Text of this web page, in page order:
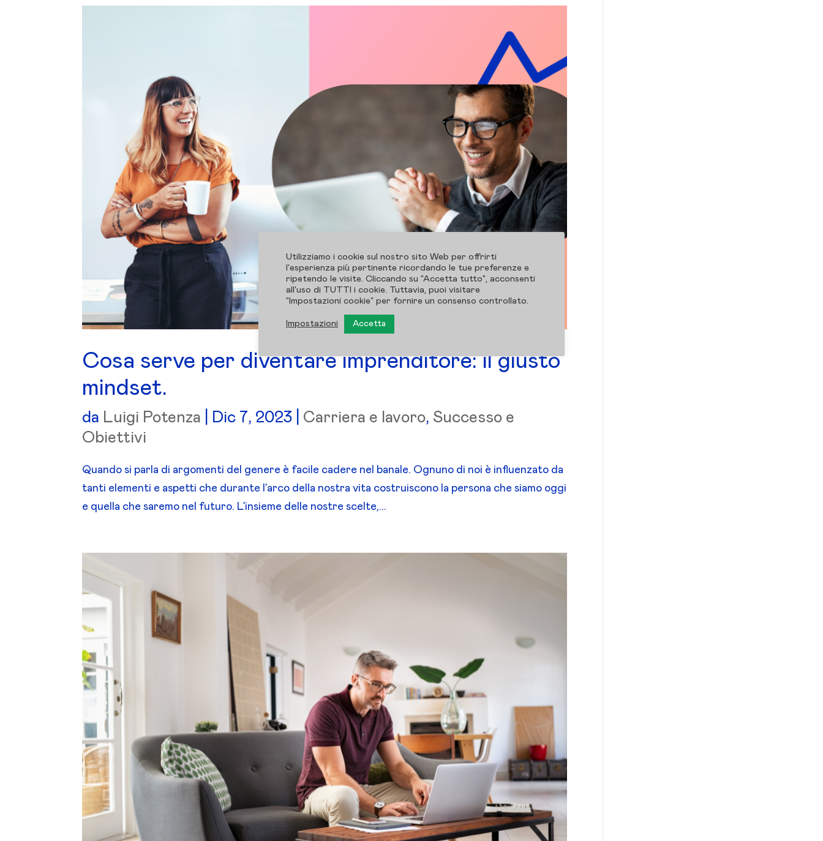
Cosa serve per diventare imprenditore: il giusto
mindset.
da Luigi Potenza Dic 7, 2023 Carriera e lavoro,Successo e
Obiettivi
Quando si parla di argomenti del genere è facile cadere nel banale. Ognuno di noi è influenzato da
tanti elementi e aspetti che durante l’arco della nostra vita costruiscono la persona che siamo oggi
e quella che saremo nel futuro. L’insieme delle nostre scelte,...
Utilizziamo i cookie sul nostro sito Web per offrirti
l'esperienza più pertinente ricordando le tue preferenze e
ripetendo le visite. Cliccando su "Accetta tutto", acconsenti
all'uso di TUTTI i cookie. Tuttavia, puoi visitare
"Impostazioni cookie" per fornire un consenso controllato.
Impostazioni Accetta